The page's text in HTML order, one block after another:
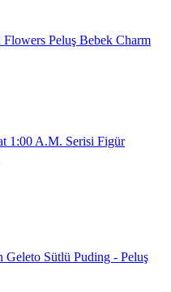
Peluş Bebek Charm
1:00 A.M. Serisi Figür
Sütlü Puding - Peluş